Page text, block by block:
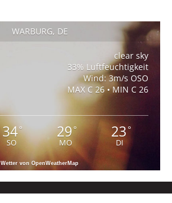
WARBURG, DE
clear sky
33% Luftfeuchtigkeit
Wind: 3m/s OSO
MAX C 26 • MIN C 26
34°
SO
29°
MO
23°
DI
Wetter von OpenWeatherMap